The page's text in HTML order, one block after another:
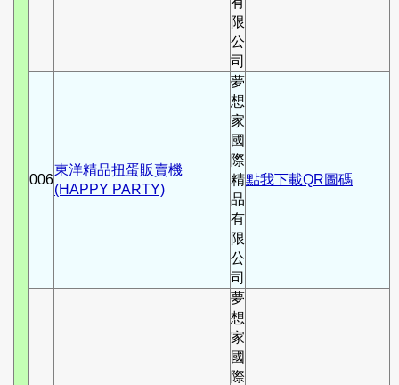
限
公
司
006
東洋精品扭蛋販賣機
(HAPPY PARTY)
夢
想
家
國
際
精
品
有
限
公
司
點我下載QR圖碼
夢
想
家
國
際